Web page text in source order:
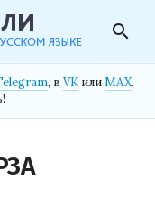
search
, в VK илиMAX.